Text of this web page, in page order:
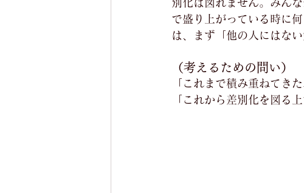
別化は図れません。みん
で盛り上がっている時に
は、まず「他の人にはな
（考えるための問い）
「これまで積み重ねてき
「これから差別化を図る